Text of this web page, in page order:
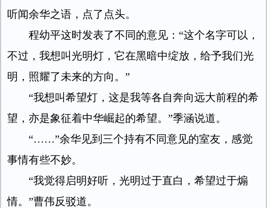
听闻余华之语，点了点头。
程幼平这时发表了不同的意见：“这个名字可以，
不过，我想叫光明灯，它在黑暗中绽放，给予我们光
明，照耀了未来的方向。”
“我想叫希望灯，这是我等各自奔向远大前程的希
望，亦是象征着中华崛起的希望。”季涵说道。
“……”余华见到三个持有不同意见的室友，感觉
事情有些不妙。
“我觉得启明好听，光明过于直白，希望过于煽
情。”曹伟反驳道。